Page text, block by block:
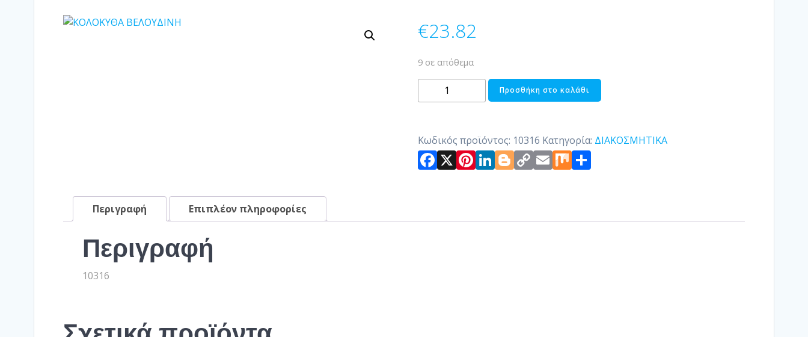
€23.82
9 σε απόθεμα
ΚΟΛΟΚΥΘΑ
ΒΕΛΟΥΔΙΝΗ
Προσθήκη στο καλάθι
Κωδικός προϊόντος: 10316 Κατηγορία: ΔΙΑΚΟΣΜΗΤΙΚΑ
Facebook
X Pinterest
LinkedIn
Blogger
Copy
Link
Email
MixΜοιραστείτε
Περιγραφή Επιπλέον πληροφορίες
Περιγραφή
10316